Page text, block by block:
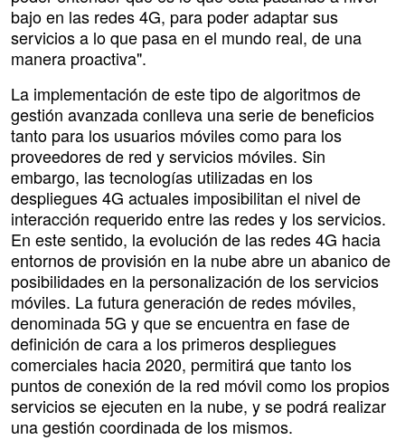
bajo en las redes 4G, para poder adaptar sus
servicios a lo que pasa en el mundo real, de una
manera proactiva".
La implementación de este tipo de algoritmos de
gestión avanzada conlleva una serie de beneficios
tanto para los usuarios móviles como para los
proveedores de red y servicios móviles. Sin
embargo, las tecnologías utilizadas en los
despliegues 4G actuales imposibilitan el nivel de
interacción requerido entre las redes y los servicios.
En este sentido, la evolución de las redes 4G hacia
entornos de provisión en la nube abre un abanico de
posibilidades en la personalización de los servicios
móviles. La futura generación de redes móviles,
denominada 5G y que se encuentra en fase de
definición de cara a los primeros despliegues
comerciales hacia 2020, permitirá que tanto los
puntos de conexión de la red móvil como los propios
servicios se ejecuten en la nube, y se podrá realizar
una gestión coordinada de los mismos.